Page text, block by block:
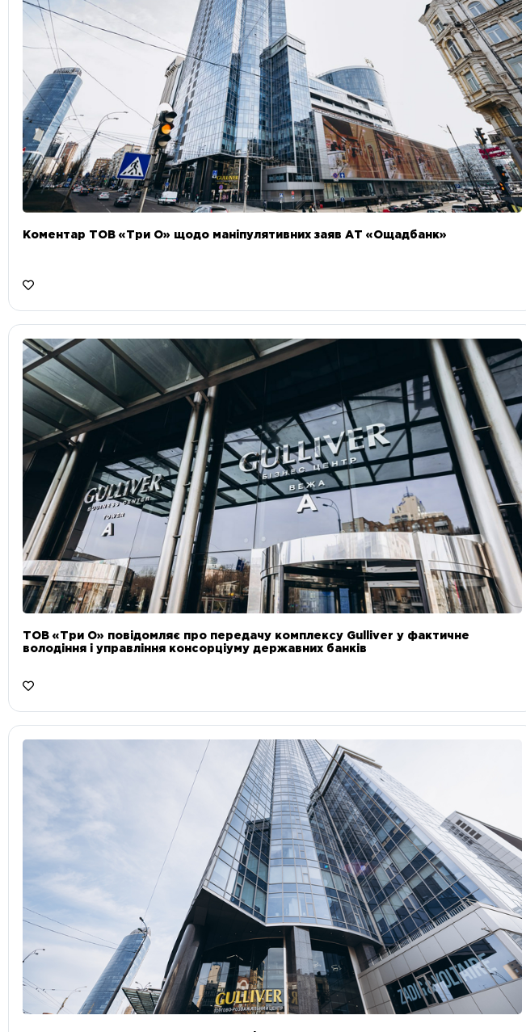
Коментар ТОВ «Три О» щодо маніпулятивних заяв АТ «Ощадбанк»
ТОВ «Три О» повідомляє про передачу комплексу Gulliver у фактичне
володіння і управління консорціуму державних банків